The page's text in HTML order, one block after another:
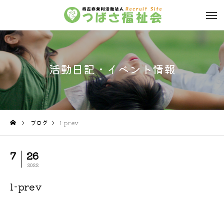
活動日記・イベント情報
ブログ l-prev
7 26
2022
l-prev